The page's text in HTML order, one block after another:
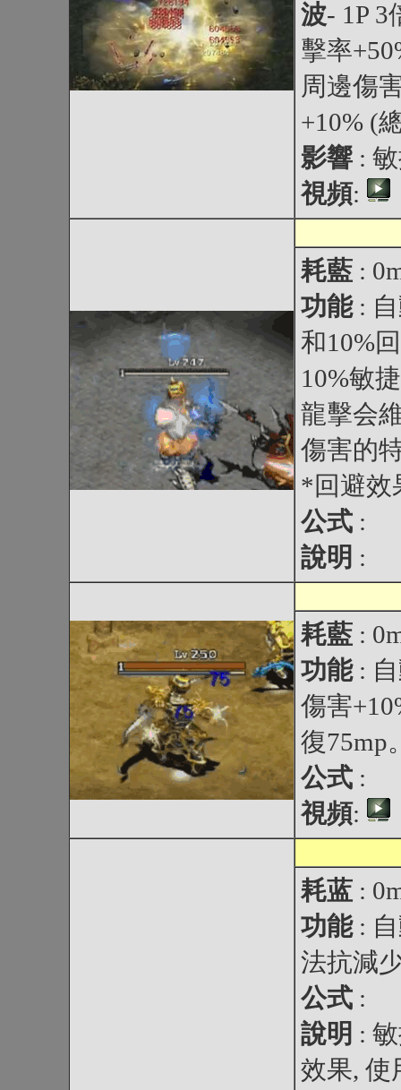
波- 1P
擊率
周邊傷
+10% (
影響 :
視頻:
耗藍 :
功能 :
和10%
10%敏
龍擊会
傷害的
*回避效
公式 :
說明 :
耗藍 :
功能 :
傷害
復75mp
公式 :
視頻:
耗蓝 :
功能 :
法抗減
公式 :
說明 :
效果, 使